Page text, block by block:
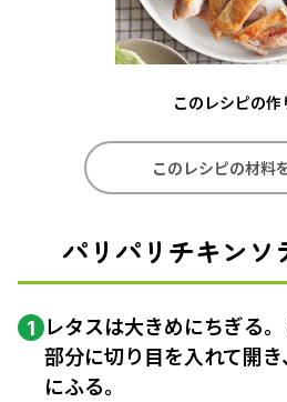
このレシピの作
このレシピの材料
パリパリチキンソ
1 レタスは大きめにちぎる
部分に切り目を入れて開
にふる。